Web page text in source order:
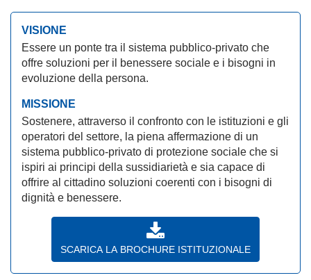
VISIONE
Essere un ponte tra il sistema pubblico-privato che
offre soluzioni per il benessere sociale e i bisogni in
evoluzione della persona.
MISSIONE
Sostenere, attraverso il confronto con le istituzioni e gli
operatori del settore, la piena affermazione di un
sistema pubblico-privato di protezione sociale che si
ispiri ai principi della sussidiarietà e sia capace di
offrire al cittadino soluzioni coerenti con i bisogni di
dignità e benessere.
SCARICA LA BROCHURE ISTITUZIONALE